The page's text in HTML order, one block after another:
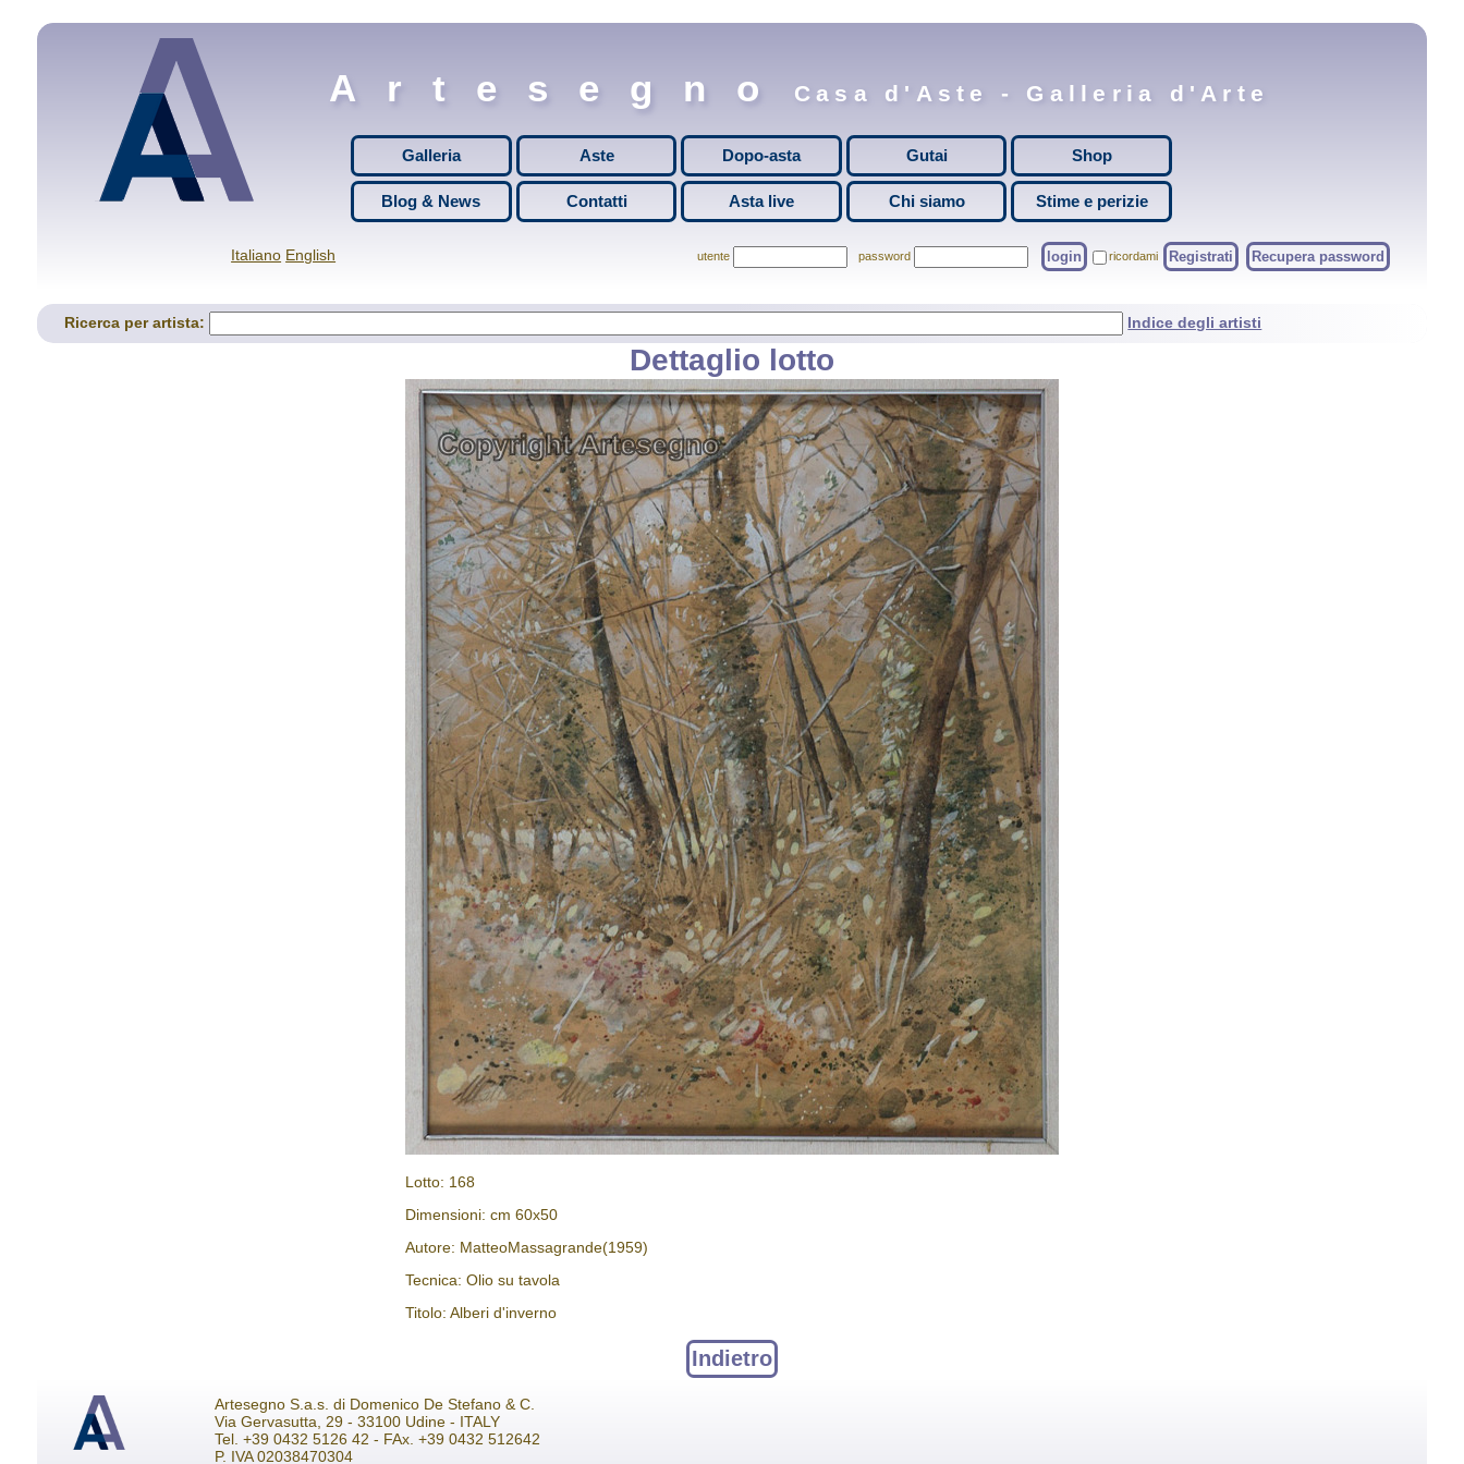
Artesegno Casa d'Aste - Galleria d'Arte
Galleria Aste Dopo-asta Gutai Shop
Blog & News Contatti Asta live Chi siamo Stime e perizie
Italiano English utente password login ricordami Registrati Recupera password
Ricerca per artista: Indice degli artisti
Dettaglio lotto
Lotto: 168
Dimensioni: cm 60x50
Autore: MatteoMassagrande(1959)
Tecnica: Olio su tavola
Titolo: Alberi d'inverno
Indietro
Artesegno S.a.s. di Domenico De Stefano & C.
Via Gervasutta, 29 - 33100 Udine - ITALY
Tel. +39 0432 5126 42 - FAx. +39 0432 512642
P. IVA 02038470304